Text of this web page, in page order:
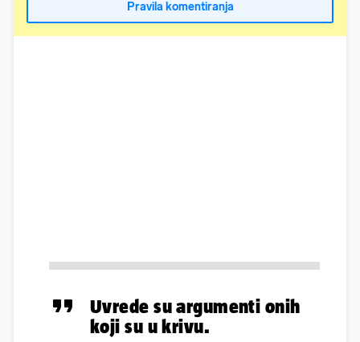
Pravila komentiranja
Uvrede su argumenti onih
koji su u krivu.